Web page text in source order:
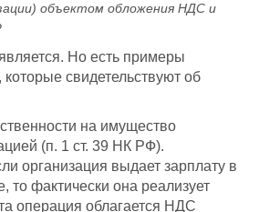
объектом обложения НДС и
Но есть примеры
свидетельствуют об
на имущество
(п. 1 ст. 39 НК РФ).
организация выдает зарплату в
то фактически она реализует
операция облагается НДС